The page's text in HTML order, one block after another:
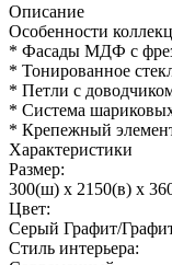
Описание
Особенности
* Фасады МДФ с
* Тонированное
* Петли с
* Система
* Крепежный
Характеристики
Размер:
300(ш) x 2150(в) x
Цвет:
Серый Графит/
Стиль интерьера: